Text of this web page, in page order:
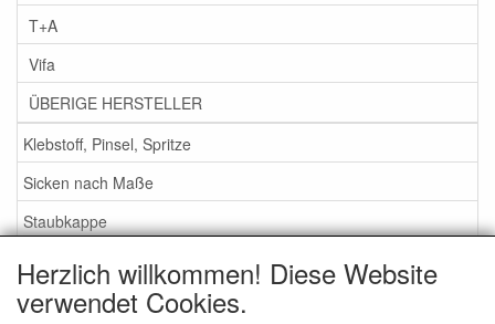
T+A
Vifa
ÜBERIGE HERSTELLER
Klebstoff, Pinsel, Spritze
Sicken nach Maße
Staubkappe
Service
Herzlich willkommen! Diese Website
verwendet Cookies.